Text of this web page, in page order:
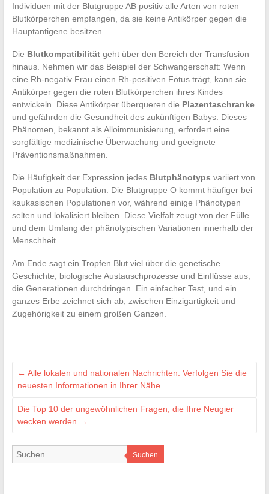
Individuen mit der Blutgruppe AB positiv alle Arten von roten
Blutkörperchen empfangen, da sie keine Antikörper gegen die
Hauptantigene besitzen.
Die Blutkompatibilitätgeht über den Bereich der Transfusion
hinaus. Nehmen wir das Beispiel der Schwangerschaft: Wenn
eine Rh-negativ Frau einen Rh-positiven Fötus trägt, kann sie
Antikörper gegen die roten Blutkörperchen ihres Kindes
entwickeln. Diese Antikörper überqueren die Plazentaschranke
und gefährden die Gesundheit des zukünftigen Babys. Dieses
Phänomen, bekannt als Alloimmunisierung, erfordert eine
sorgfältige medizinische Überwachung und geeignete
Präventionsmaßnahmen.
Die Häufigkeit der Expression jedes Blutphänotyps variiert von
Population zu Population. Die Blutgruppe O kommt häufiger bei
kaukasischen Populationen vor, während einige Phänotypen
selten und lokalisiert bleiben. Diese Vielfalt zeugt von der Fülle
und dem Umfang der phänotypischen Variationen innerhalb der
Menschheit.
Am Ende sagt ein Tropfen Blut viel über die genetische
Geschichte, biologische Austauschprozesse und Einflüsse aus,
die Generationen durchdringen. Ein einfacher Test, und ein
ganzes Erbe zeichnet sich ab, zwischen Einzigartigkeit und
Zugehörigkeit zu einem großen Ganzen.
← Alle lokalen und nationalen Nachrichten: Verfolgen Sie die
neuesten Informationen in Ihrer Nähe
Die Top 10 der ungewöhnlichen Fragen, die Ihre Neugier
wecken werden →
Suchen